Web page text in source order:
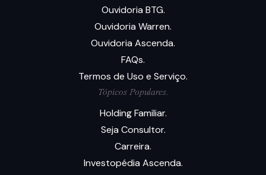
Ouvidoria BTG.
Ouvidoria Warren.
Ouvidoria Ascenda.
FAQs.
Termos de Uso e Serviço.
Tópicos Populares.
Holding Familiar.
Seja Consultor.
Carreira.
Investopédia Ascenda.